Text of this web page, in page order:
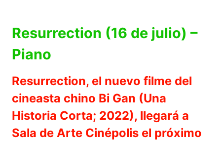
Resurrection (16 de julio) –
Piano
Resurrection, el nuevo filme del
cineasta chino Bi Gan (Una
Historia Corta; 2022), llegará a
Sala de Arte Cinépolis el próximo